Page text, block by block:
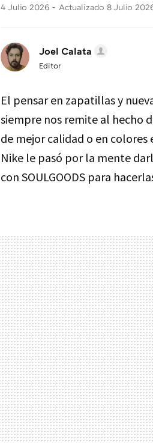
4 Julio 2026 Actualizado 8 Julio
Joel Calata
Editor
El pensar en zapatillas y
siempre nos remite al hecho
de mejor calidad o en
Nike le pasó por la mente
con SOULGOODS para